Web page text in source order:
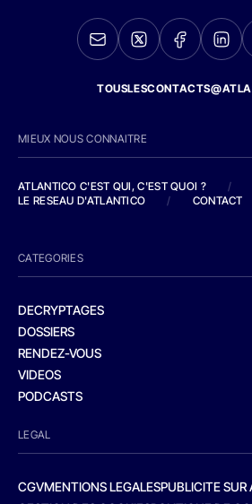
MIEUX NOUS CONNAITRE
ATLANTICO C'EST QUI, C'EST QUOI ?
/
LE RESEAU D'ATLANTICO
/ CONTACT
CATEGORIES
DECRYPTAGES
DOSSIERS
RENDEZ-VOUS
VIDEOS
PODCASTS
LEGAL
CGVMENTIONS LEGALESPUBLICITE